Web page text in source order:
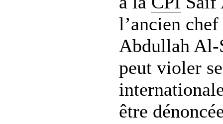
l’ancien
Abdullah Al-
peut violer
être